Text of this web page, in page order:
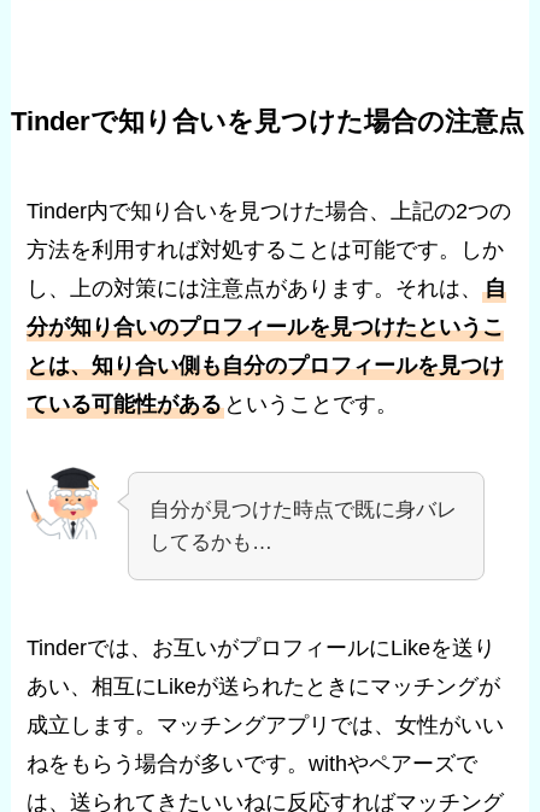
Tinderで知り合いを見つけた場合の注意点
Tinder内で知り合いを見つけた場合、上記の2つの
方法を利用すれば対処することは可能です。しか
し、上の対策には注意点があります。それは、自
分が知り合いのプロフィールを見つけたというこ
とは、知り合い側も自分のプロフィールを見つけ
ている可能性がある ということです。
自分が見つけた時点で既に身バレ
してるかも…
Tinderでは、お互いがプロフィールにLikeを送り
あい、相互にLikeが送られたときにマッチングが
成立します。マッチングアプリでは、女性がいい
ねをもらう場合が多いです。withやペアーズで
は、送られてきたいいねに反応すればマッチング